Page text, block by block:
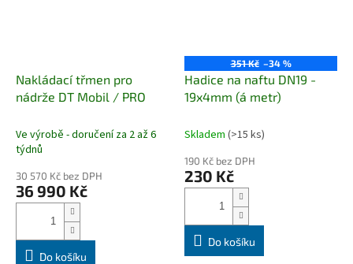
Nakládací třmen pro
nádrže DT Mobil / PRO
Ve výrobě - doručení za 2 až 6
týdnů
30 570 Kč bez DPH
36 990 Kč
Do košíku
351 Kč –34 %
Hadice na naftu DN19 -
19x4mm (á metr)
Skladem (>15 ks)
190 Kč bez DPH
230 Kč
Do košíku